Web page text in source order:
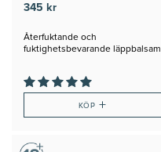
345 kr
Återfuktande och
fuktighetsbevarande läppbalsam
KÖP+